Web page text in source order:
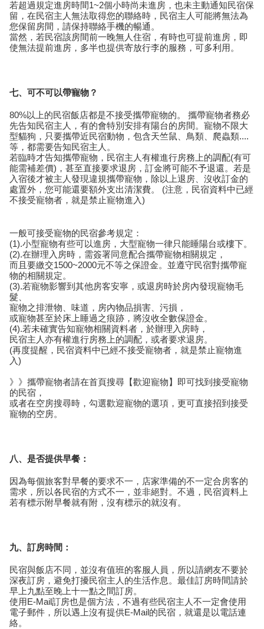
若超過規定進房時間1~2個小時尚未進房，也未主動通知民宿保
留，在民宿主人無法取得您的聯絡時，民宿主人可能將無法為
您保留房間，請保持聯絡手機的暢通。
當然，若民宿該房間前一晚無人住宿，有時也可提前進房，即
使無法提前進房，多半也提供寄放行李的服務，可多利用。
七、可不可以帶寵物？
80%以上的民宿飯店都是不接受攜帶寵物的。 攜帶寵物者務必
先告知民宿主人，有的會特別安排有陽台的房間。寵物不限大
型貓狗，只要攜帶近民宿動物，包含天竺鼠、鳥類、爬蟲類....
等，都需要告知民宿主人。
若臨時才告知攜帶寵物，民宿主人有權進行房務上的調配(有可
能需補差價)，甚至直接要求退房，訂金將可能不予退還。若是
入宿後才被主人發現違規攜帶寵物，除以上退房、沒收訂金的
處置外，您可能還要額外支出清潔費。 (注意，民宿資料中已經
不接受寵物者，就是禁止寵物進入)
一般可接受寵物的民宿參考規定：
(1).小型寵物有些可以進房，大型寵物一律只能睡陽台或樓下。
(2).在辦理入房時，需簽署同意配合攜帶寵物相關規定，
而且要繳交1500~2000元不等之保證金。並遵守民宿對攜帶寵
物的相關規定。
(3).若寵物影響到其他房客安寧，或退房時於房內發現寵物毛
髮、
寵物之排泄物、味道，房內物品損害、污損，
或寵物甚至於床上睡過之痕跡，將沒收全數保證金。
(4).若未確實告知寵物相關資料者，於辦理入房時，
民宿主人亦有權進行房務上的調配，或者要求退房。
(再度提醒，民宿資料中已經不接受寵物者，就是禁止寵物進
入)
》》攜帶寵物者請在首頁搜尋【歡迎寵物】即可找到接受寵物
的民宿，
或者在空房搜尋時，勾選歡迎寵物的選項，更可直接招到接受
寵物的空房。
八、是否提供早餐：
因為每個旅客對早餐的要求不一，店家準備的不一定合房客的
需求，所以各民宿的方式不一，並非絕對。不過，民宿資料上
若有標示附早餐就有附，沒有標示的就沒有。
九、訂房時間：
民宿與飯店不同，並沒有值班的客服人員，所以請網友不要於
深夜訂房，避免打擾民宿主人的生活作息。最佳訂房時間請於
早上九點至晚上十一點之間訂房。
使用E-Mail訂房也是個方法，不過有些民宿主人不一定會使用
電子郵件，所以遇上沒有提供E-Mail的民宿，就還是以電話連
絡。